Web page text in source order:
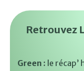
Retrouvez
Green : le récap’